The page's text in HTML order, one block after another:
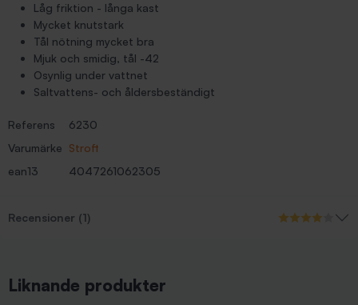
Låg friktion - långa kast
Mycket knutstark
Tål nötning mycket bra
Mjuk och smidig, tål -42
Osynlig under vattnet
Saltvattens- och åldersbeständigt
Referens
6230
Varumärke Stroft
ean13
4047261062305
Recensioner (1)
Liknande produkter